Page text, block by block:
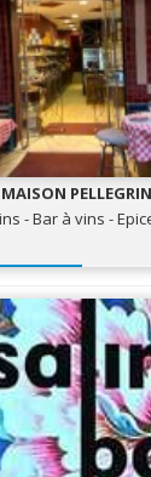
- Bar à vins -